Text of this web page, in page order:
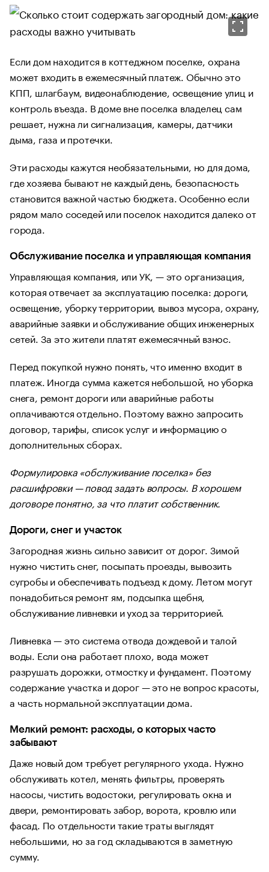
Если дом находится в коттеджном поселке, охрана
может входить в ежемесячный платеж. Обычно это
КПП, шлагбаум, видеонаблюдение, освещение улиц и
контроль въезда. В доме вне поселка владелец сам
решает, нужна ли сигнализация, камеры, датчики
дыма, газа и протечки.
Эти расходы кажутся необязательными, но для дома,
где хозяева бывают не каждый день, безопасность
становится важной частью бюджета. Особенно если
рядом мало соседей или поселок находится далеко от
города.
Обслуживание поселка и управляющая компания
Управляющая компания, или УК, — это организация,
которая отвечает за эксплуатацию поселка: дороги,
освещение, уборку территории, вывоз мусора, охрану,
аварийные заявки и обслуживание общих инженерных
сетей. За это жители платят ежемесячный взнос.
Перед покупкой нужно понять, что именно входит в
платеж. Иногда сумма кажется небольшой, но уборка
снега, ремонт дороги или аварийные работы
оплачиваются отдельно. Поэтому важно запросить
договор, тарифы, список услуг и информацию о
дополнительных сборах.
Формулировка «обслуживание поселка» без
расшифровки — повод задать вопросы. В хорошем
договоре понятно, за что платит собственник.
Дороги, снег и участок
Загородная жизнь сильно зависит от дорог. Зимой
нужно чистить снег, посыпать проезды, вывозить
сугробы и обеспечивать подъезд к дому. Летом могут
понадобиться ремонт ям, подсыпка щебня,
обслуживание ливневки и уход за территорией.
Ливневка — это система отвода дождевой и талой
воды. Если она работает плохо, вода может
разрушать дорожки, отмостку и фундамент. Поэтому
содержание участка и дорог — это не вопрос красоты,
а часть нормальной эксплуатации дома.
Мелкий ремонт: расходы, о которых часто
забывают
Даже новый дом требует регулярного ухода. Нужно
обслуживать котел, менять фильтры, проверять
насосы, чистить водостоки, регулировать окна и
двери, ремонтировать забор, ворота, кровлю или
фасад. По отдельности такие траты выглядят
небольшими, но за год складываются в заметную
сумму.